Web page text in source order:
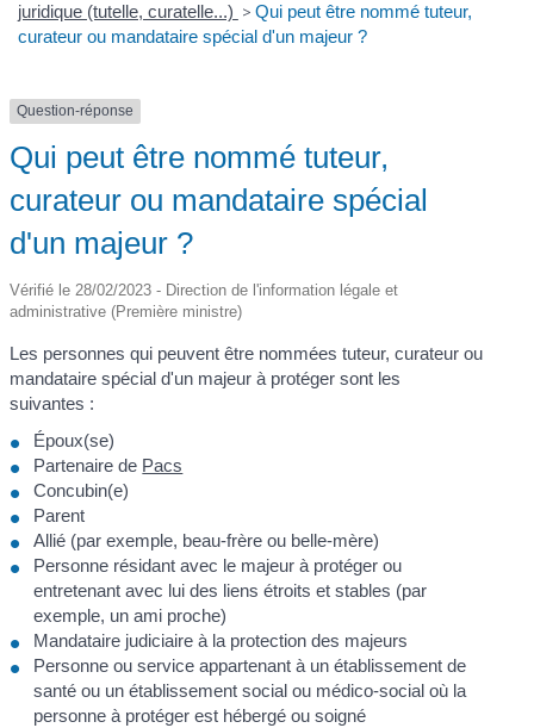
juridique (tutelle, curatelle...) > Qui peut être nommé tuteur,
curateur ou mandataire spécial d'un majeur ?
Question-réponse
Qui peut être nommé tuteur,
curateur ou mandataire spécial
d'un majeur ?
Vérifié le 28/02/2023 - Direction de l'information légale et
administrative (Première ministre)
Les personnes qui peuvent être nommées tuteur, curateur ou
mandataire spécial d'un majeur à protéger sont les
suivantes :
Époux(se)
Partenaire de Pacs
Concubin(e)
Parent
Allié (par exemple, beau-frère ou belle-mère)
Personne résidant avec le majeur à protéger ou
entretenant avec lui des liens étroits et stables (par
exemple, un ami proche)
Mandataire judiciaire à la protection des majeurs
Personne ou service appartenant à un établissement de
santé ou un établissement social ou médico-social où la
personne à protéger est hébergé ou soigné